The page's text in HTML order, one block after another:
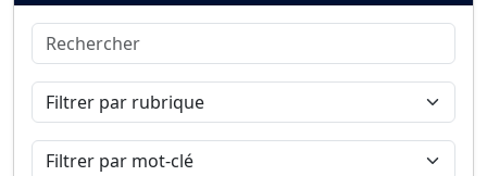
Connexion
Rechercher
Filtrer par rubrique
Filtrer par mot-clé